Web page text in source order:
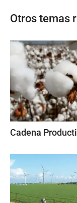
Otros temas
Cadena